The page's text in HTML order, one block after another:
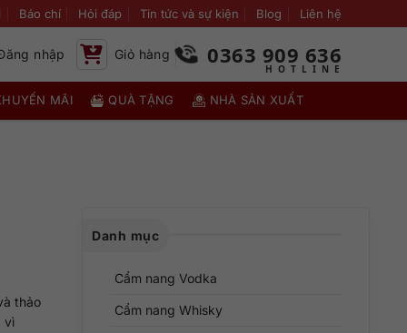
Báo chí Hỏi đáp Tin tức và sự kiện Blog Liên hệ
nhập Giỏ hàng 0363 909 636
MÃI QUÀ TẶNG NHÀ SẢN XUẤT
thảo
vì
Danh mục
Cẩm nang Vodka
Cẩm nang Whisky